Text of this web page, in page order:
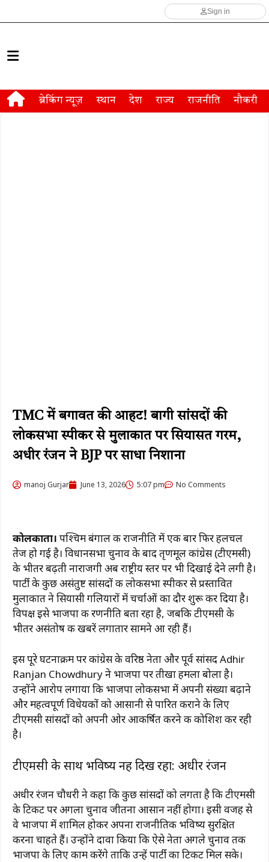
Sign in
ब्रेकिंग न्यूज़ स्थान देश राज्य राजनीति नौकरी
TMC में बगावत की आहट! बागी सांसदों की
लोकसभा स्पीकर से मुलाकात पर सियासत गरम,
अधीर रंजन ने BJP पर साधा निशाना
manoj Gurjar June 13, 2026 5:07 pm No Comments
कोलकाता। पश्चिम बंगाल की राजनीति में एक बार फिर हलचल
तेज हो गई है। विधानसभा चुनाव के बाद तृणमूल कांग्रेस (टीएमसी)
के भीतर बढ़ती नाराजगी अब राष्ट्रीय स्तर पर भी दिखाई देने लगी है।
पार्टी के कुछ असंतुष्ट सांसदों की लोकसभा स्पीकर से प्रस्तावित
मुलाकात ने सियासी गलियारों में चर्चाओं का दौर शुरू कर दिया है।
विपक्ष इसे भाजपा की रणनीति बता रहा है, जबकि टीएमसी के
भीतर असंतोष की खबरें लगातार सामने आ रही हैं।
इस पूरे घटनाक्रम पर कांग्रेस के वरिष्ठ नेता और पूर्व सांसदAdhir
Ranjan Chowdhuryने भाजपा पर तीखा हमला बोला है।
उन्होंने आरोप लगाया कि भाजपा लोकसभा में अपनी संख्या बढ़ाने
और महत्वपूर्ण विधेयकों को आसानी से पारित कराने के लिए
टीएमसी सांसदों को अपनी ओर आकर्षित करने की कोशिश कर रही
है।
टीएमसी के साथ भविष्य नहीं दिख रहा: अधीर रंजन
अधीर रंजन चौधरी ने कहा कि कुछ सांसदों को लगता है कि टीएमसी
के टिकट पर अगला चुनाव जीतना आसान नहीं होगा। इसी वजह से
वे भाजपा में शामिल होकर अपना राजनीतिक भविष्य सुरक्षित
करना चाहते हैं। उन्होंने दावा किया कि ऐसे नेता अगले चुनाव तक
भाजपा के लिए काम करेंगे ताकि उन्हें पार्टी का टिकट मिल सके।